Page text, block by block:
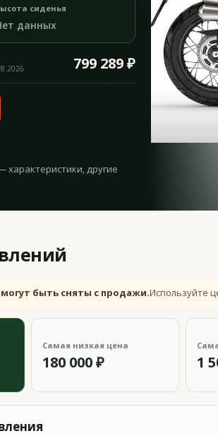
сиденья
данных
799 289 ₽
характеристики, другие
быть сняты с продажи.Используйте
Самая низкая цена
180 000 ₽ 1